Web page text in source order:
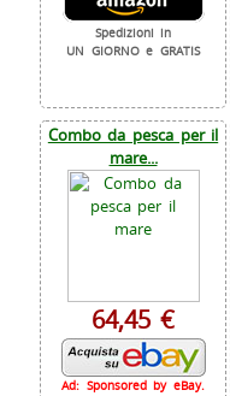
Spedizioni in
UN GIORNO e GRATIS
Combo da pesca per il
mare...
64,45 €
Ad: Sponsored by eBay.